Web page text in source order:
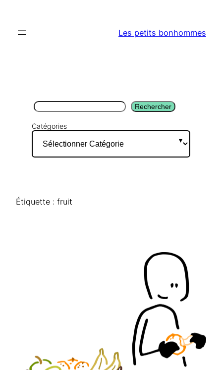
contenu
Les petits bonhommes
Rechercher Rechercher
Catégories
Étiquette : fruit